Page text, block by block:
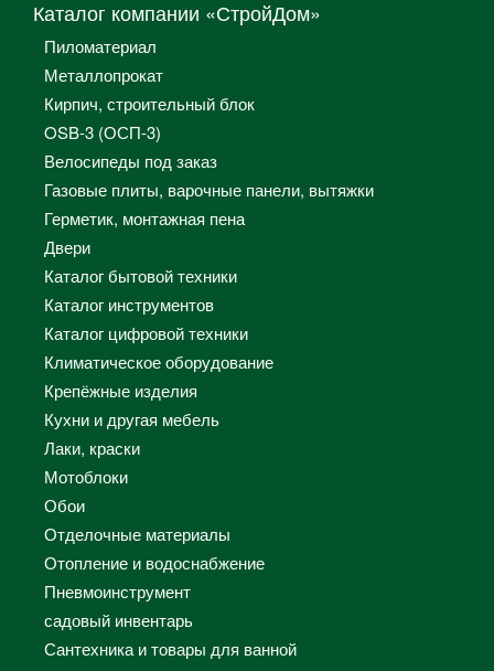
Каталог компании «СтройДом»
Пиломатериал
Металлопрокат
Кирпич, строительный блок
OSB-3 (ОСП-3)
Велосипеды под заказ
Газовые плиты, варочные панели, вытяжки
Герметик, монтажная пена
Двери
Каталог бытовой техники
Каталог инструментов
Каталог цифровой техники
Климатическое оборудование
Крепёжные изделия
Кухни и другая мебель
Лаки, краски
Мотоблоки
Обои
Отделочные материалы
Отопление и водоснабжение
Пневмоинструмент
садовый инвентарь
Сантехника и товары для ванной